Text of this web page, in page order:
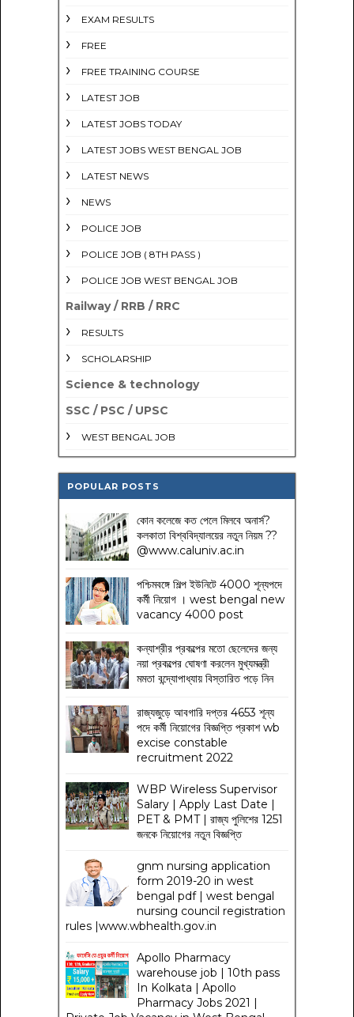
EXAM RESULTS
FREE
FREE TRAINING COURSE
LATEST JOB
LATEST JOBS TODAY
LATEST JOBS WEST BENGAL JOB
LATEST NEWS
NEWS
POLICE JOB
POLICE JOB ( 8TH PASS )
POLICE JOB WEST BENGAL JOB
Railway / RRB / RRC
RESULTS
SCHOLARSHIP
Science & technology
SSC / PSC / UPSC
WEST BENGAL JOB
POPULAR POSTS
কোন কলেজে কত পেলে মিলবে অনার্স?
কলকাতা বিশ্ববিদ্যালয়ের নতুন নিয়ম??
@www.caluniv.ac.in
পশ্চিমবঙ্গে শিল্প ইউনিটে 4000 শূন্যপদে
কর্মী নিয়োগ । west bengal new
vacancy 4000 post
কন্যাশ্রীর প্রকল্পের মতো ছেলেদের জন্য
নয়া প্রকল্পের ঘোষণা করলেন মুখ্যমন্ত্রী
মমতা বন্দ্যোপাধ্যায় বিস্তারিত পড়ে নিন
রাজ্যজুড়ে আবগারি দপ্তর 4653 শূন্য
পদে কর্মী নিয়োগের বিজ্ঞপ্তি প্রকাশ wb
excise constable
recruitment 2022
WBP Wireless Supervisor
Salary | Apply Last Date |
PET & PMT | রাজ্য পুলিশের 1251
জনকে নিয়োগের নতুন বিজ্ঞপ্তি
gnm nursing application
form 2019-20 in west
bengal pdf | west bengal
nursing council registration
rules |www.wbhealth.gov.in
Apollo Pharmacy
warehouse job | 10th pass
In Kolkata | Apollo
Pharmacy Jobs 2021 |